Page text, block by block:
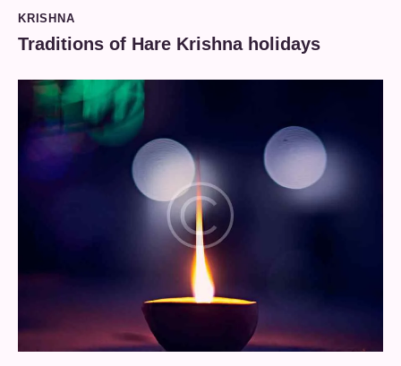
KRISHNA
Traditions of Hare Krishna holidays